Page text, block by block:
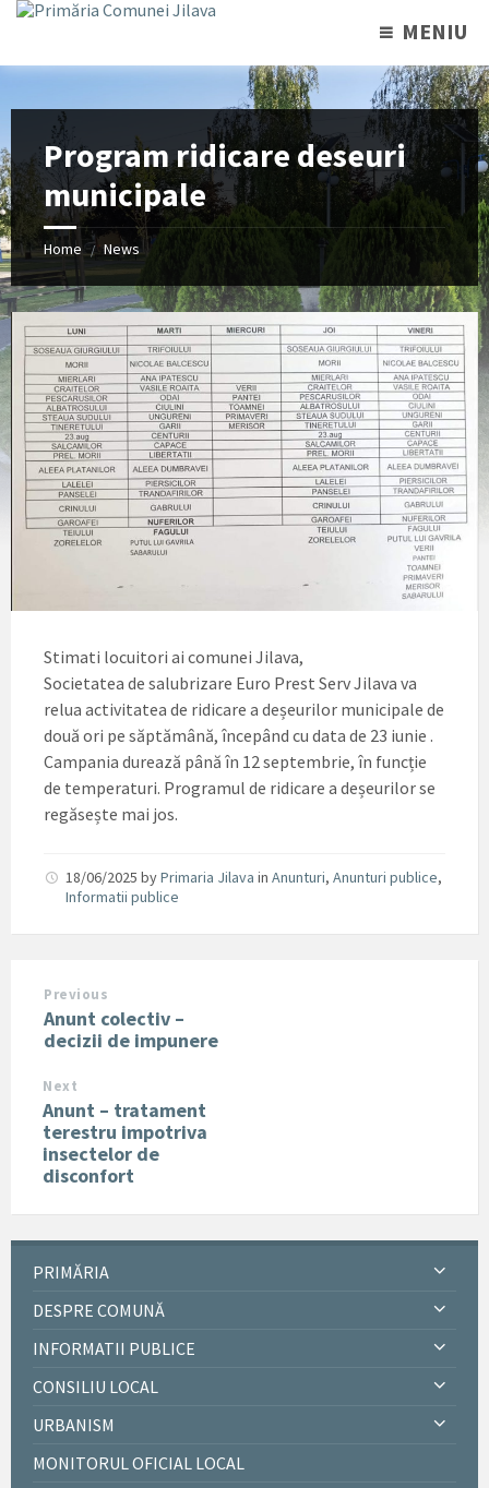
MENIU
Program ridicare deseuri
municipale
Home / News
Stimati locuitori ai comunei Jilava,
Societatea de salubrizare Euro Prest Serv Jilava va
relua activitatea de ridicare a deșeurilor municipale de
două ori pe săptămână, începând cu data de 23 iunie .
Campania durează până în 12 septembrie, în funcție
de temperaturi. Programul de ridicare a deșeurilor se
regăsește mai jos.
18/06/2025 byPrimaria Jilava in Anunturi, Anunturi publice,
Informatii publice
Previous
Anunt colectiv –
decizii de impunere
Next
Anunt – tratament
terestru impotriva
insectelor de
disconfort
PRIMĂRIA
DESPRE COMUNĂ
INFORMATII PUBLICE
CONSILIU LOCAL
URBANISM
MONITORUL OFICIAL LOCAL